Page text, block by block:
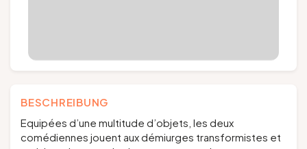
BESCHREIBUNG
Equipées d’une multitude d’objets, les deux
comédiennes jouent aux démiurges transformistes et